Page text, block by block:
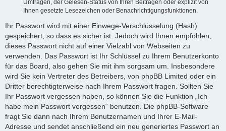
Umfragen, der Gelesen-Status von Ihren Beiträgen oder explizit von
Ihnen gesetzte Lesezeichen oder Benachrichtigungsfunktionen.
Ihr Passwort wird mit einer Einwege-Verschlüsselung (Hash)
gespeichert, so dass es sicher ist. Jedoch wird Ihnen empfohlen,
dieses Passwort nicht auf einer Vielzahl von Webseiten zu
verwenden. Das Passwort ist Ihr Schlüssel zu Ihrem Benutzerkonto
für das Board, also gehen Sie mit ihm sorgsam um. Insbesondere
wird Sie kein Vertreter des Betreibers, von phpBB Limited oder ein
Dritter berechtigterweise nach Ihrem Passwort fragen. Sollten Sie
Ihr Passwort vergessen haben, so können Sie die Funktion „Ich
habe mein Passwort vergessen“ benutzen. Die phpBB-Software
fragt Sie dann nach Ihrem Benutzernamen und Ihrer E-Mail-
Adresse und sendet anschließend ein neu generiertes Passwort an